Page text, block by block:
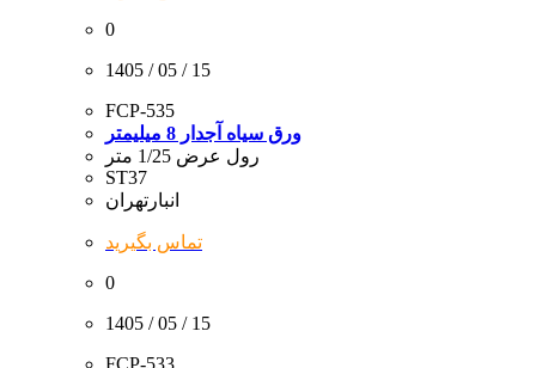
0
1405 / 05 / 15
FCP-535
ورق سیاه آجدار 8 میلیمتر
رول عرض 1/25 متر
ST37
انبارتهران
تماس بگیرید
0
1405 / 05 / 15
FCP-533